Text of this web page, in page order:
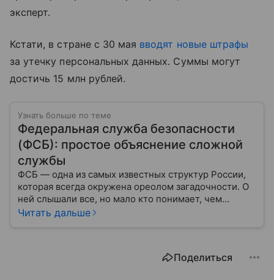
эксперт.
Кстати, в стране с 30 мая вводят новые штрафы
за утечку персональных данных. Суммы могут
достичь 15 млн рублей.
Узнать больше по теме
Федеральная служба безопасности
(ФСБ): простое объяснение сложной
службы
ФСБ — одна из самых известных структур России,
которая всегда окружена ореолом загадочности. О
ней слышали все, но мало кто понимает, чем
именно занимается Федеральная служба
Читать дальше
Поделиться